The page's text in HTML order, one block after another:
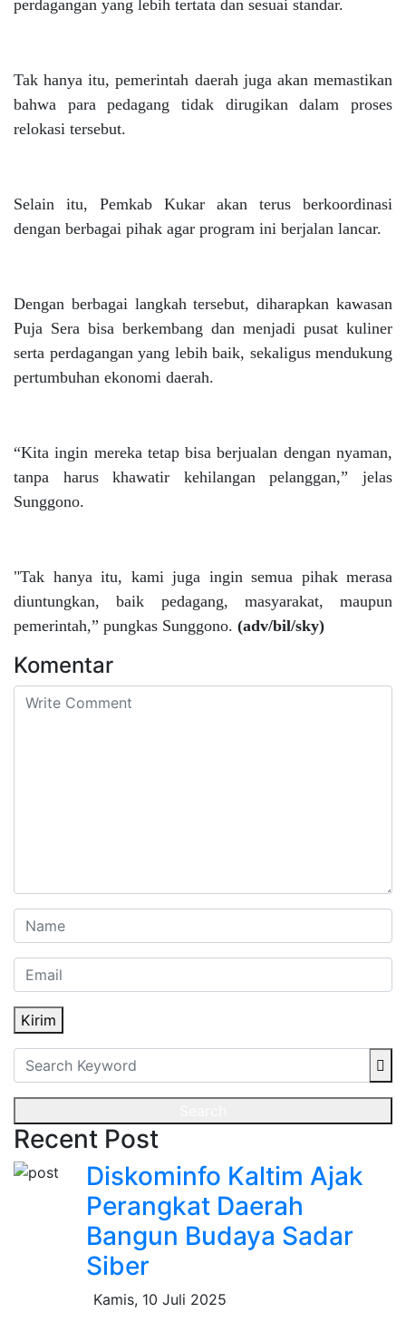
perdagangan yang lebih tertata dan sesuai standar.
Tak hanya itu, pemerintah daerah juga akan memastikan
bahwa para pedagang tidak dirugikan dalam proses
relokasi tersebut.
Selain itu, Pemkab Kukar akan terus berkoordinasi
dengan berbagai pihak agar program ini berjalan lancar.
Dengan berbagai langkah tersebut, diharapkan kawasan
Puja Sera bisa berkembang dan menjadi pusat kuliner
serta perdagangan yang lebih baik, sekaligus mendukung
pertumbuhan ekonomi daerah.
“Kita ingin mereka tetap bisa berjualan dengan nyaman,
tanpa harus khawatir kehilangan pelanggan,” jelas
Sunggono.
"Tak hanya itu, kami juga ingin semua pihak merasa
diuntungkan, baik pedagang, masyarakat, maupun
pemerintah,” pungkas Sunggono. (adv/bil/sky)
Komentar
Kirim
Recent Post
Diskominfo Kaltim Ajak
Perangkat Daerah
Bangun Budaya Sadar
Siber
Kamis, 10 Juli 2025